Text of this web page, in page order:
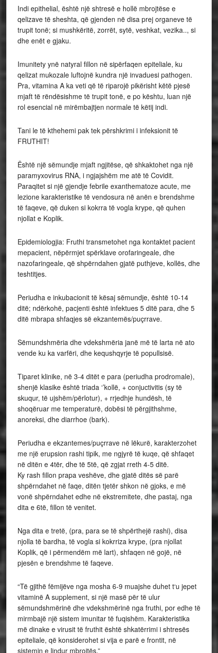
Indi epithelial, është një shtresë e hollë mbrojtëse e
qelizave të sheshta, që gjenden në disa prej organeve të
trupit tonë; si mushkëritë, zorrët, sytë, veshkat, vezika.., si
dhe enët e gjaku.
Imunitety ynë natyral fillon në sipërfaqen epiteliale, ku
qelizat mukozale luftojnë kundra një invaduesi pathogen.
Pra, vitamina A ka veti që të riparojë pikërisht këtë pjesë
mjaft të rëndësishme të trupit tonë, e po kështu, luan një
rol esencial në mirëmbajtjen normale të këtij indi.
Tani le të kthehemi pak tek përshkrimi i infeksionit të
FRUTHIT!
Është një sëmundje mjaft ngjitëse, që shkaktohet nga një
paramyxovirus RNA, i ngjajshëm me atë të Covidit.
Paraqitet si një gjendje febrile exanthematoze acute, me
lezione karakteristike të vendosura në anën e brendshme
të faqeve, që duken si kokrra të vogla krype, që quhen
njollat e Koplik.
Epidemiologjia: Fruthi transmetohet nga kontaktet pacient
mepacient, nëpërmjet spërklave orofaringeale, dhe
nazofaringeale, që shpërndahen gjatë puthjeve, kollës, dhe
teshtitjes.
Periudha e inkubacionit të kësaj sëmundje, është 10-14
ditë; ndërkohë, pacjenti është infektues 5 ditë para, dhe 5
ditë mbrapa shfaqjes së ekzantemës/puçrrave.
Sëmundshmëria dhe vdekshmëria janë më të larta në ato
vende ku ka varfëri, dhe kequshqyrje të popullsisë.
Tiparet klinike, në 3-4 ditët e para (periudha prodromale),
shenjë klasike është triada ‘’kollë, + conjuctivitis (sy të
skuqur, të ujshëm/përlotur), + rrjedhje hundësh, të
shoqëruar me temperaturë, dobësi të përgjithshme,
anoreksi, dhe diarrhoe (bark).
Periudha e ekzantemes/puçrrave në lëkurë, karakterzohet
me një erupsion rashi tipik, me ngjyrë të kuqe, që shfaqet
në ditën e 4tër, dhe të 5të, që zgjat rreth 4-5 ditë.
Ky rash fillon prapa veshëve, dhe gjatë ditës së parë
shpërndahet në faqe, ditën tjetër shkon në gjoks, e më
vonë shpërndahet edhe në ekstremitete, dhe pastaj, nga
dita e 6të, fillon të venitet.
Nga dita e tretë, (pra, para se të shpërthejë rashi), disa
njolla të bardha, të vogla si kokrriza krype, (pra njollat
Koplik, që i përmendëm më lart), shfaqen në gojë, në
pjesën e brendshme të faqeve.
“Të gjithë fëmijëve nga mosha 6-9 muajshe duhet t‘u jepet
vitaminë A supplement, si një masë për të ulur
sëmundshmërinë dhe vdekshmërinë nga fruthi, por edhe të
mirmbajë një sistem imunitar të fuqishëm. Karakteristika
më dinake e virusit të fruthit është shkatërrimi i shtresës
epiteliale, që konsiderohet si vija e parë e frontit, në
sistemin e lindur mbrojtës.”